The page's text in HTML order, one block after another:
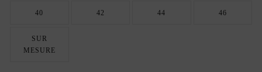
40 42 44 46
SUR
MESURE